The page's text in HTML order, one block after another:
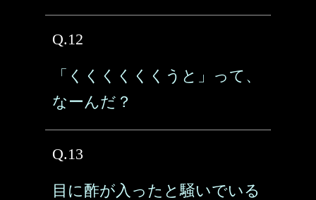
Q.12
「くくくくくくうと」って、
なーんだ？
Q.13
目に酢が入ったと騒いでいる